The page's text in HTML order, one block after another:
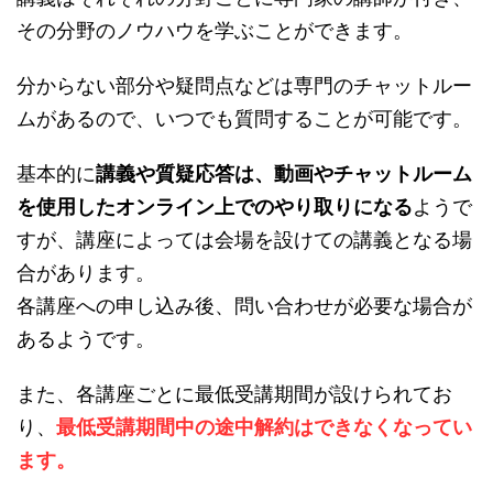
その分野のノウハウを学ぶことができます。
分からない部分や疑問点などは専門のチャットルー
ムがあるので、いつでも質問することが可能です。
基本的に講義や質疑応答は、動画やチャットルーム
を使用したオンライン上でのやり取りになるようで
すが、講座によっては会場を設けての講義となる場
合があります。
各講座への申し込み後、問い合わせが必要な場合が
あるようです。
また、各講座ごとに最低受講期間が設けられてお
り、 最低受講期間中の途中解約はできなくなってい
ます。